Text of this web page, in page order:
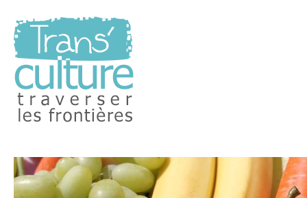
Transculture
Traverser les Frontières